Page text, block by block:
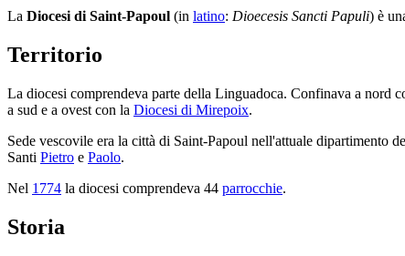
La Diocesi di Saint-Papoul (in latino: Dioecesis Sancti Papuli) è
Territorio
La diocesi comprendeva parte della Linguadoca. Confinava a nord
a sud e a ovest con la Diocesi di Mirepoix.
Sede vescovile era la città di Saint-Papoul nell'attuale dipartimento
Santi Pietro e Paolo.
Nel 1774 la diocesi comprendeva 44 parrocchie.
Storia